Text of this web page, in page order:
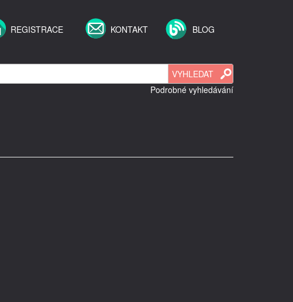
REGISTRACE KONTAKT BLOG
Podrobné vyhledávání